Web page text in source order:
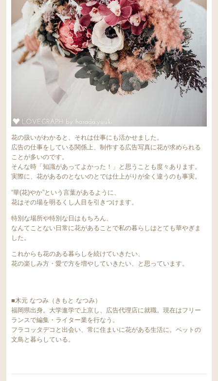
花の扱いがわかると、それは仕事にも活かせました。
広告の仕事をしている関係上、制作する広告写真に花が求められる
ことが多いのです。
そんな時「知識があってよかった！」と思うことも度々あります。
実際に、花があるのとないのとでは仕上がりが全く違うのも事実。
“華(花)やか”という言葉があるように、
花はその場を明るくし人目を引きつけます。
特別な場所や特別な日はもちろん、
なんてことない日常に花があることで私の暮らしはとても華やぎま
した。
これからも花のある暮らしを続けていきたい、
花の楽しみ方・愛で方を増やしていきたい、と思っています。
■木元 なつみ（きもと なつみ）
福岡県出身。大学進学で上京し、広告代理店に就職。現在はフリー
ランスで編集・ライター業を行なう。
フラコッタデコと出会い、常に住まいに花がある生活に。ペットの
文鳥と暮らしている。